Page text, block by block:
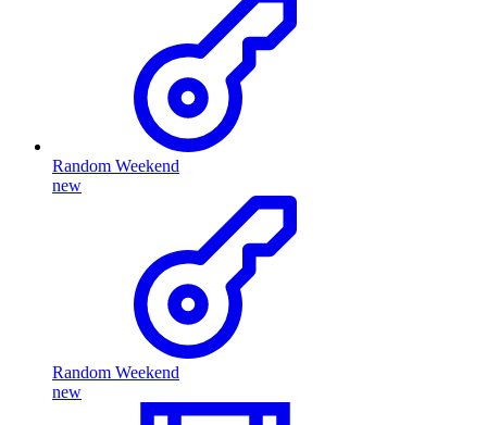
Random Weekend
new
Random Weekend
new